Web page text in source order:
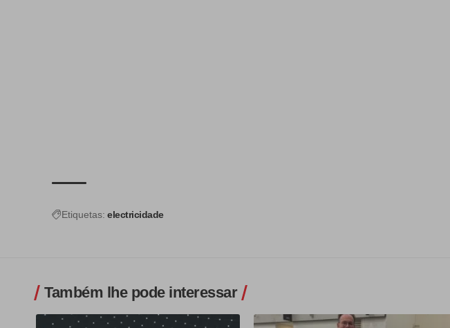
Etiquetas: electricidade
Também lhe pode interessar